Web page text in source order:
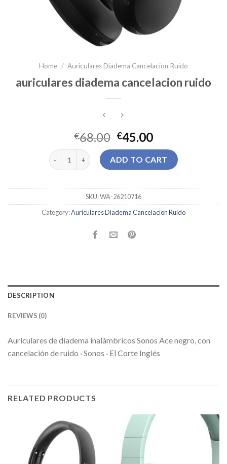
Home / Auriculares Diadema Cancelacion Ruido
auriculares diadema cancelacion ruido
€68.00 €45.00
auriculares diadema cancelacion ruido quantity
ADD TO CART
SKU:WA-26210716
Category:Auriculares Diadema Cancelacion Ruido
DESCRIPTION
REVIEWS (0)
Auriculares de diadema inalámbricos Sonos Ace negro, con
cancelación de ruido · Sonos · El Corte Inglés
RELATED PRODUCTS